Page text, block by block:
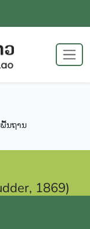
ນຖານ
1869)